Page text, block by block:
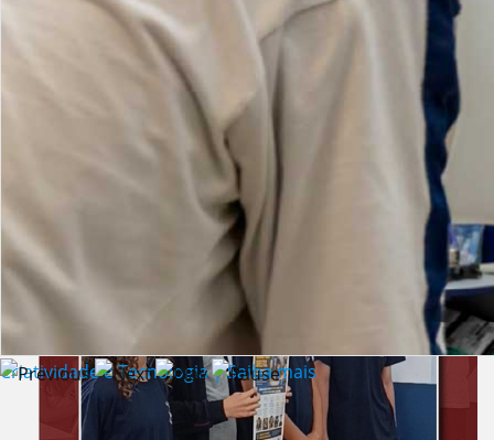
Criatividade e Tecnologia | Saiba mais